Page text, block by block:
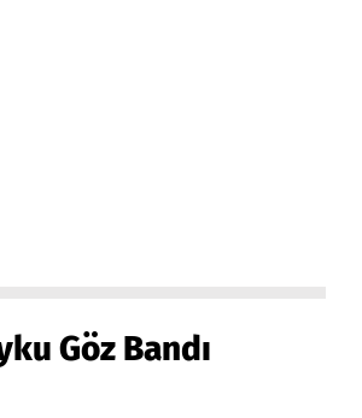
Göz Bandı